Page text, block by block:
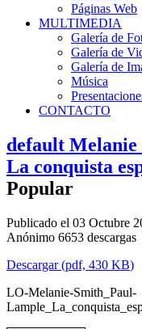
Páginas Web
MULTIMEDIA
Galería de
Galería de
Galería de
Música
CONTACTO
default Melanie
La conquista
Popular
Publicado el 03 Octubre
Anónimo 6653 descargas
Descargar(pdf, 430 KB)
LO-Melanie-Smith_Paul-